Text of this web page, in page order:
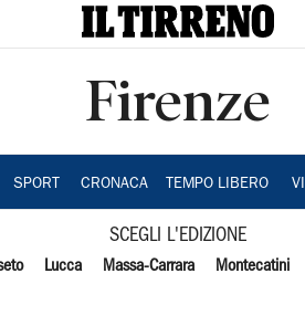
Firenze
SPORT CRONACA TEMPO LIBERO
SCEGLI L'EDIZIONE
Lucca Massa-Carrara Montecatini